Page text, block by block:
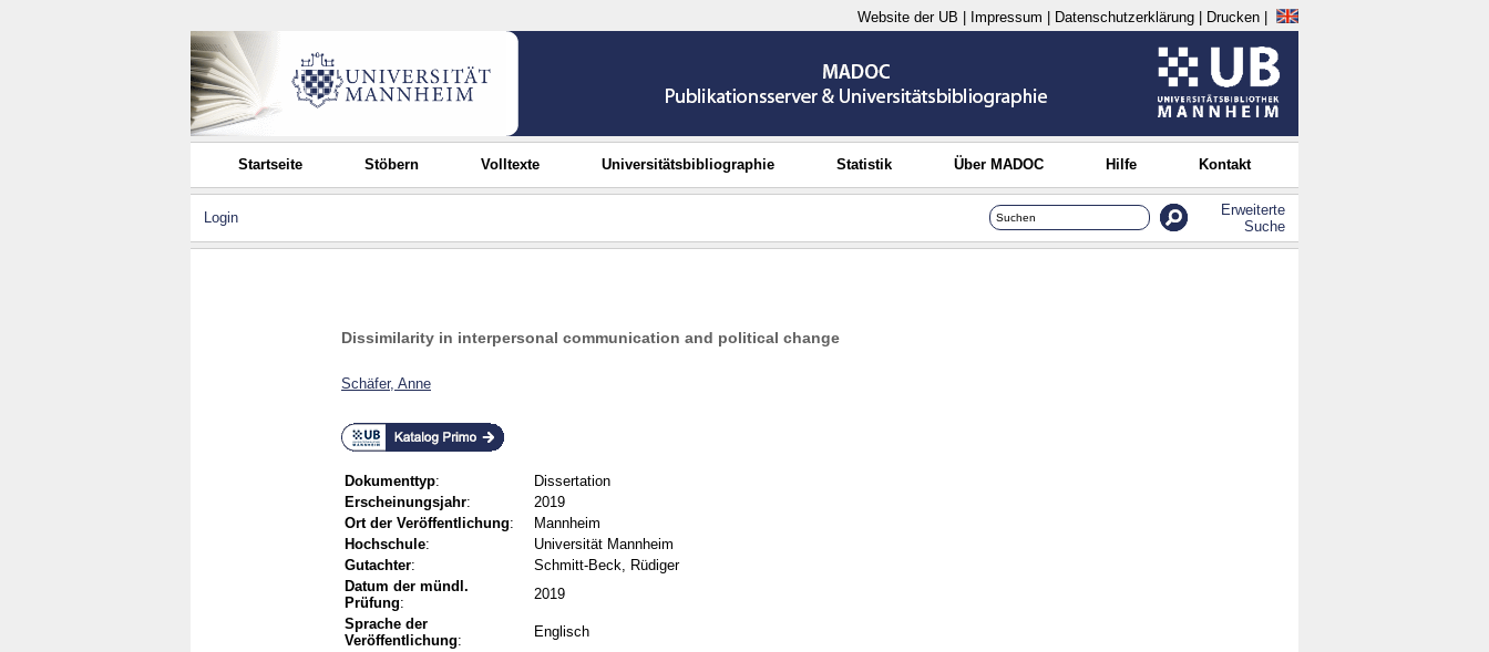
Website der UB Impressum Datenschutzerklärung Drucken
Startseite Stöbern Volltexte Universitätsbibliographie Statistik Über MADOC Hilfe Kontakt
Login
Erweiterte
Suche
Dissimilarity in interpersonal communication and political change
Schäfer, Anne
Dokumenttyp:
Dissertation
Erscheinungsjahr:
2019
Ort der Veröffentlichung:
Mannheim
Hochschule:
Universität Mannheim
Gutachter:
Schmitt-Beck, Rüdiger
Datum der mündl.
Prüfung:
2019
Sprache der
Veröffentlichung:
Englisch